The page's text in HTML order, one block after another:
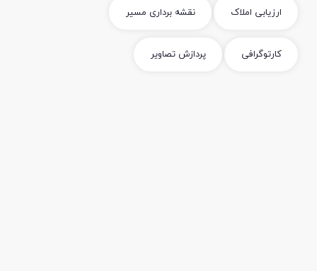
ارزیابی املاک نقشه برداری مسیر
کارتوگرافی پردازش تصاویر